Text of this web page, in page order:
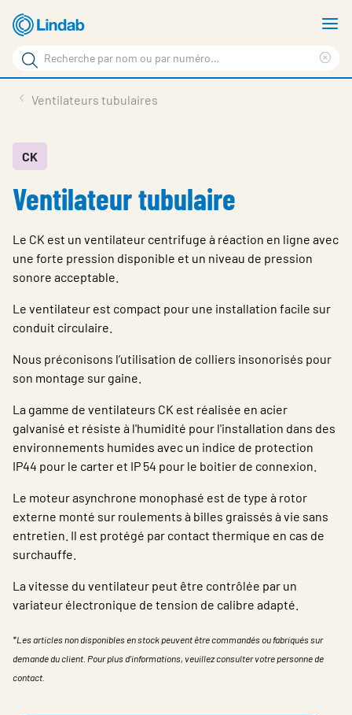
Aller
au
contenu
principal
Rechercher
Rechercher
sur
site
En vedette
À propos de Lindab
Downloads
Identification
Choisir la langue
Switzerland - French
Ventilateurs tubulaires
CK
Ventilateur tubulaire
Le CK est un ventilateur centrifuge à réaction en ligne avec
une forte pression disponible et un niveau de pression
sonore acceptable.
Le ventilateur est compact pour une installation facile sur
conduit circulaire.
Nous préconisons l’utilisation de colliers insonorisés pour
son montage sur gaine.
La gamme de ventilateurs CK est réalisée en acier
galvanisé et résiste à l'humidité pour l'installation dans des
environnements humides avec un indice de protection
IP44 pour le carter et IP 54 pour le boitier de connexion.
Le moteur asynchrone monophasé est de type à rotor
externe monté sur roulements à billes graissés à vie sans
entretien. Il est protégé par contact thermique en cas de
surchauffe.
La vitesse du ventilateur peut être contrôlée par un
variateur électronique de tension de calibre adapté.
*Les articles non disponibles en stock peuvent être commandés ou fabriqués sur
demande du client. Pour plus d'informations, veuillez consulter votre personne de
contact.